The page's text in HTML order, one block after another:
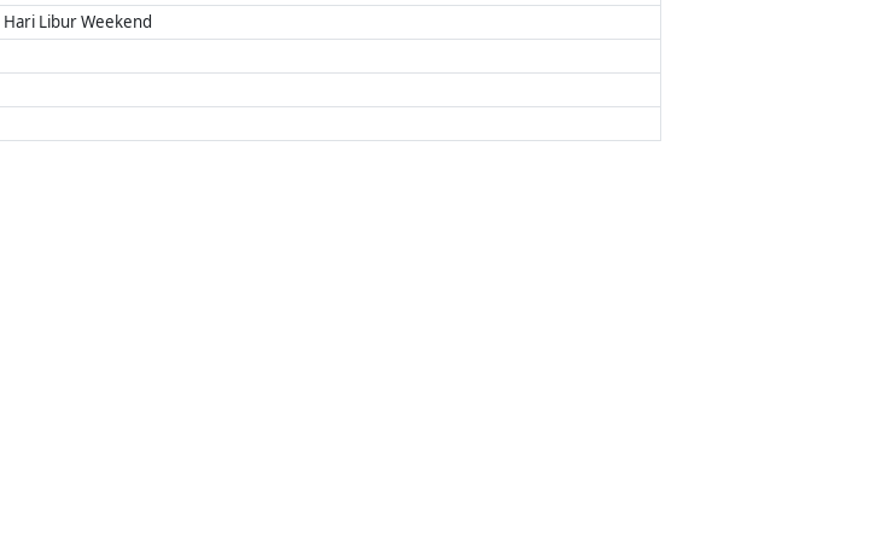
Libur Weekend